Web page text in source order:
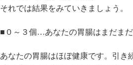
それでは結果をみていきましょう。
■０～３個…あなたの胃腸はまだま
あなたの胃腸はほぼ健康です。引き